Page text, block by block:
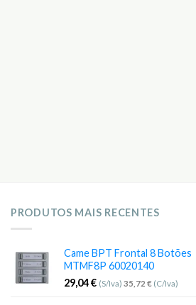
PRODUTOS MAIS RECENTES
Came BPT Frontal 8 Botões
MTMF8P 60020140
29,04€ (S/Iva) 35,72 € (C/Iva)